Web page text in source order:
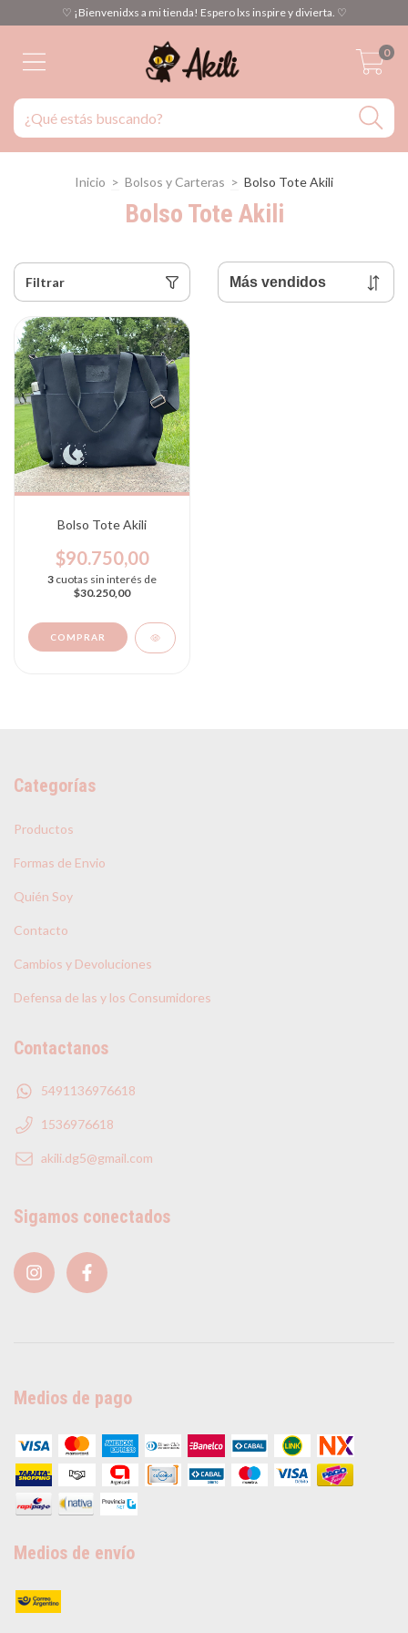
♡ ¡Bienvenidxs a mi tienda! Espero lxs inspire y divierta. ♡
0
Inicio > Bolsos y Carteras > Bolso Tote Akili
Bolso Tote Akili
Filtrar
Bolso Tote Akili
$90.750,00
3 cuotas sin interés de
$30.250,00
COMPRAR
Categorías
Productos
Formas de Envio
Quién Soy
Contacto
Cambios y Devoluciones
Defensa de las y los Consumidores
Contactanos
5491136976618
1536976618
akili.dg5@gmail.com
Sigamos conectados
Medios de pago
Medios de envío